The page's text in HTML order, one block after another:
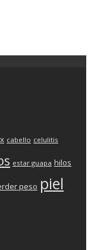
cabello celulitis
estar guapa hilos
peso piel